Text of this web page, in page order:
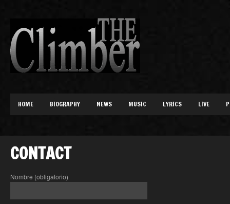
HOME BIOGRAPHY NEWS MUSIC LYRICS LIVE
CONTACT
Nombre (obligatorio)